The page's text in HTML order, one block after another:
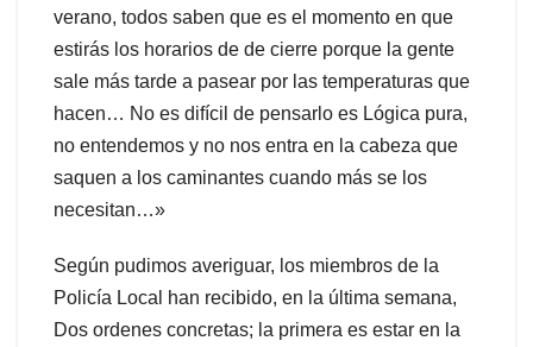
verano, todos saben que es el momento en que
estirás los horarios de de cierre porque la gente
sale más tarde a pasear por las temperaturas que
hacen… No es difícil de pensarlo es Lógica pura,
no entendemos y no nos entra en la cabeza que
saquen a los caminantes cuando más se los
necesitan…»
Según pudimos averiguar, los miembros de la
Policía Local han recibido, en la última semana,
Dos ordenes concretas; la primera es estar en la